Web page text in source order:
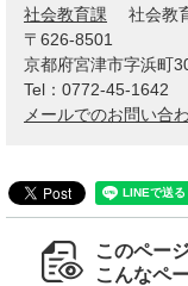
社会教育課
社会教
〒626-8501
京都府宮津市字浜町
Tel：0772-45-1642
メールでのお問い合
このペー
こんなペ